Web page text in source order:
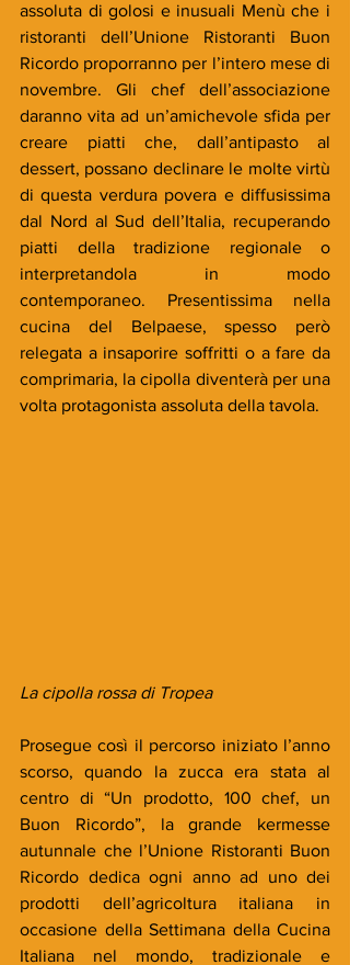
assoluta di golosi e inusuali Menù che i
ristoranti dell’Unione Ristoranti Buon
Ricordo proporranno per l’intero mese di
novembre. Gli chef dell’associazione
daranno vita ad un’amichevole sfida per
creare piatti che, dall’antipasto al
dessert, possano declinare le molte virtù
di questa verdura povera e diffusissima
dal Nord al Sud dell’Italia, recuperando
piatti della tradizione regionale o
interpretandola in modo
contemporaneo. Presentissima nella
cucina del Belpaese, spesso però
relegata a insaporire soffritti o a fare da
comprimaria, la cipolla diventerà per una
volta protagonista assoluta della tavola.
La cipolla rossa di Tropea
Prosegue così il percorso iniziato l’anno
scorso, quando la zucca era stata al
centro di “Un prodotto, 100 chef, un
Buon Ricordo”, la grande kermesse
autunnale che l’Unione Ristoranti Buon
Ricordo dedica ogni anno ad uno dei
prodotti dell’agricoltura italiana in
occasione della Settimana della Cucina
Italiana nel mondo, tradizionale e